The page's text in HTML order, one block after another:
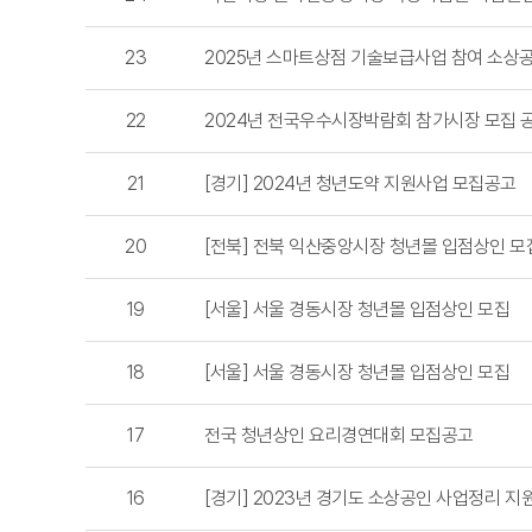
23 2025년 스마트상점 기술보급사업 참여 소상
22 2024년 전국우수시장박람회 참가시장 모집
21 [경기] 2024년 청년도약 지원사업 모집공고
20 [전북] 전북 익산중앙시장 청년몰 입점상인 모
19 [서울] 서울 경동시장 청년몰 입점상인 모집
18 [서울] 서울 경동시장 청년몰 입점상인 모집
17 전국 청년상인 요리경연대회 모집공고
16 [경기] 2023년 경기도 소상공인 사업정리 지